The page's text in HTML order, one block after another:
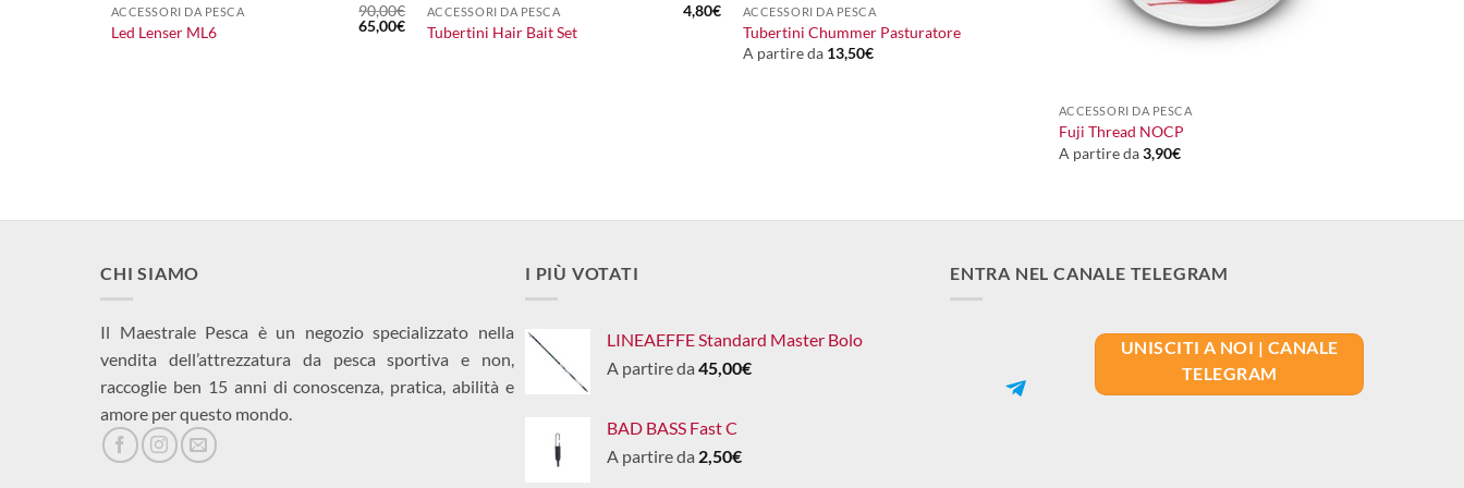
ACCESSORI DA PESCA
Led Lenser ML6
90,00€
Il
65,00€Il
prezzo
ACCESSORI DA PESCA
Tubertini Hair Bait Set
4,80€ ACCESSORI DA PESCA
Tubertini Chummer Pasturatore
A partire da 13,50€
ACCESSORI DA PESCA
Fuji Thread NOCP
A partire da3,90€
CHI SIAMO
Il Maestrale Pesca è un negozio specializzato nella
vendita dell’attrezzatura da pesca sportiva e non,
raccoglie ben 15 anni di conoscenza, pratica, abilità e
amore per questo mondo.
I PIÙ VOTATI
LINEAEFFE Standard Master Bolo
A partire da 45,00€
BAD BASS Fast C
A partire da 2,50€
ENTRA NEL CANALE TELEGRAM
UNISCITI A NOI | CANALE
TELEGRAM